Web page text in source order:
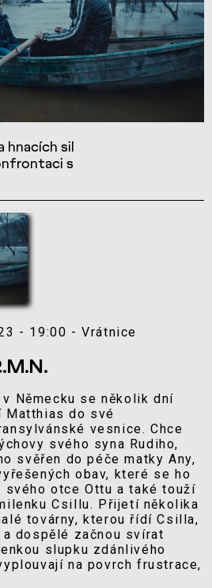
hnacích sil
s
- 19:00 - Vrátnice
Německu se několik dní
Matthias do své
vesnice. Chce
svého syna Rudiho,
svěřen do péče matky Any,
obav, které se ho
svého otce Ottu a také touží
Csillu. Přijetí několika
továrny, kterou řídí Csilla,
dospělé začnou svírat
slupku zdánlivého
na povrch frustrace,